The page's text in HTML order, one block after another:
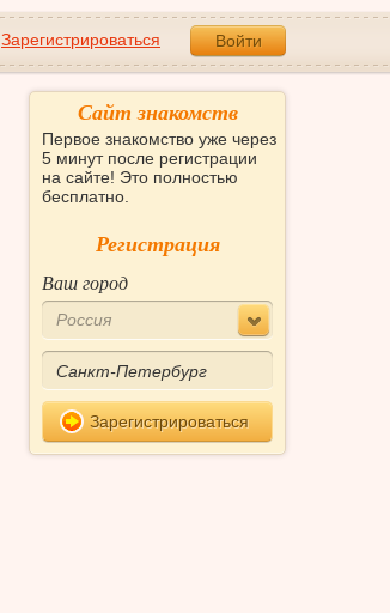
Зарегистрироваться Войти
Сайт знакомств
Первое знакомство уже через
5 минут после регистрации
на сайте! Это полностью
бесплатно.
Регистрация
Ваш город
Россия
Зарегистрироваться